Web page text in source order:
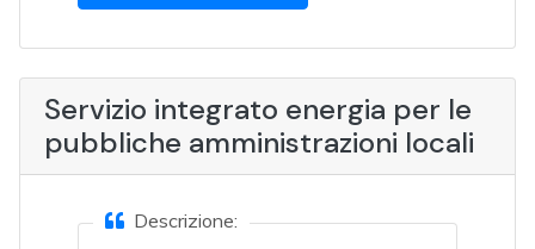
Servizio integrato energia per le
pubbliche amministrazioni locali
Descrizione: